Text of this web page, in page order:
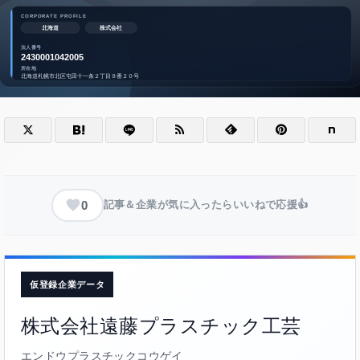
0 記事＆企業が気に入ったらいいねで応援👍
仮登録企業データ
株式会社遠藤プラスチック工芸
エンドウプラスチックコウゲイ